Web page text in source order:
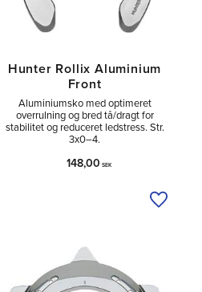
Hunter Rollix Aluminium
Front
Aluminiumsko med optimeret
overrulning og bred tå/dragt for
stabilitet og reduceret ledstress. Str.
3x0–4.
148,00 SEK
Tilføj til